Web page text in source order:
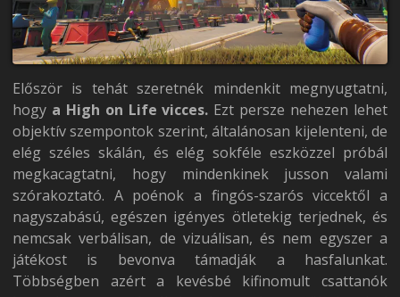
Először is tehát szeretnék mindenkit megnyugtatni,
hogy a High on Life vicces. Ezt persze nehezen lehet
objektív szempontok szerint, általánosan kijelenteni, de
elég széles skálán, és elég sokféle eszközzel próbál
megkacagtatni, hogy mindenkinek jusson valami
szórakoztató. A poénok a fingós-szarós viccektől a
nagyszabású, egészen igényes ötletekig terjednek, és
nemcsak verbálisan, de vizuálisan, és nem egyszer a
játékost is bevonva támadják a hasfalunkat.
Többségben azért a kevésbé kifinomult csattanók